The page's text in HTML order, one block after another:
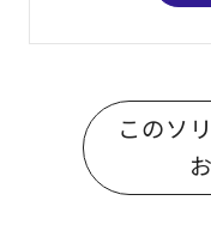
このソ